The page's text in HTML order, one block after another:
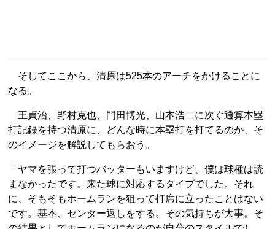
そしてここから、清原は525本のアーチをかけることに
なる。
王貞治、野村克也、門田博光、山本浩二に次ぐ通算本塁
打記録を持つ清原に、どんな時に本塁打を打てるのか、そ
のイメージを解説してもらおう。
「ヤマを張って打つバッターもいますけど、僕は球種は読
まなかったです。来た球に対応するタイプでした。それ
に、そもそもホームランを狙って打席に立ったことはない
です。基本、センター返しをする。その気持ちが大事。そ